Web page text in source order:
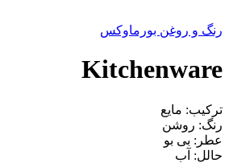
رنگ و روغن بورماوکس
Kitchenware
ترکیب: مایع
رنگ: روشن
عطر: بی بو
حالل: آب